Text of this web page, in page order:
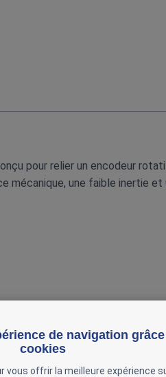
pour relier un encodeur
une faible inertie et
de navigation
cookies
vous offrir la meilleure expérience